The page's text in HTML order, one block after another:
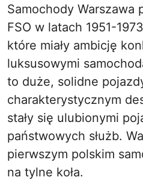
Samochody Warszawa
FSO w latach 1951-
które miały ambicję
luksusowymi
to duże, solidne
charakterystycznym
stały się ulubionymi
państwowych służb.
pierwszym polskim
na tylne koła.